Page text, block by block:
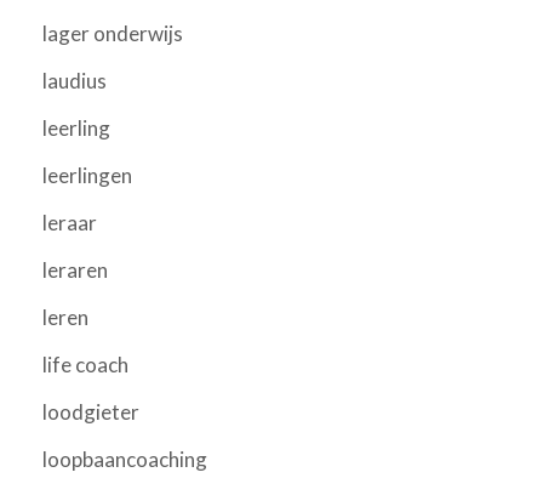
lager onderwijs
laudius
leerling
leerlingen
leraar
leraren
leren
life coach
loodgieter
loopbaancoaching